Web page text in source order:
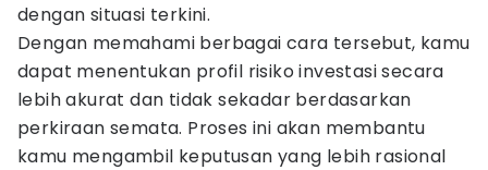
dengan situasi terkini.
Dengan memahami berbagai cara tersebut, kamu
dapat menentukan profil risiko investasi secara
lebih akurat dan tidak sekadar berdasarkan
perkiraan semata. Proses ini akan membantu
kamu mengambil keputusan yang lebih rasional